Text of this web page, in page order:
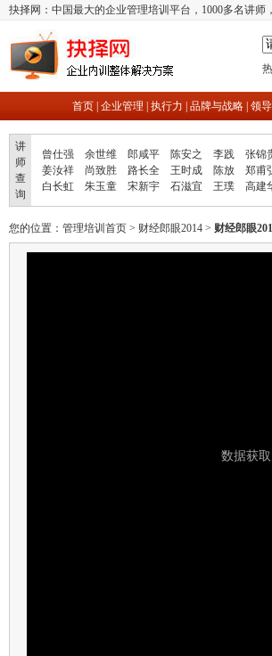
抉择网：中国最大的企业管理培训平台，1000多名讲
首页| 企业管理 执行力 品牌与战略| 领
讲
师
查
询
曾仕强 余世维 郎咸平 陈安之 李践 张锦
姜汝祥
尚致胜 路长全 王时成 陈放 郑甫
白长虹
朱玉童 宋新宇 石滋宜 王璞 高建
您的位置： 管理培训首页 > 财经郎眼2014 > 财经郎眼